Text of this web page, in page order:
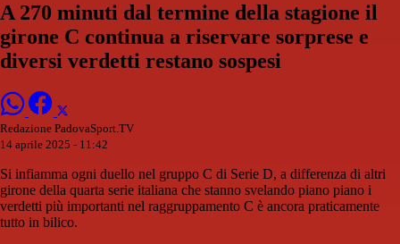
A 270 minuti dal termine della stagione il
girone C continua a riservare sorprese e
diversi verdetti restano sospesi
Redazione PadovaSport.TV
14 aprile 2025 - 11:42
Si infiamma ogni duello nel gruppo C di Serie D, a differenza di altri
girone della quarta serie italiana che stanno svelando piano piano i
verdetti più importanti nel raggruppamento C è ancora praticamente
tutto in bilico.